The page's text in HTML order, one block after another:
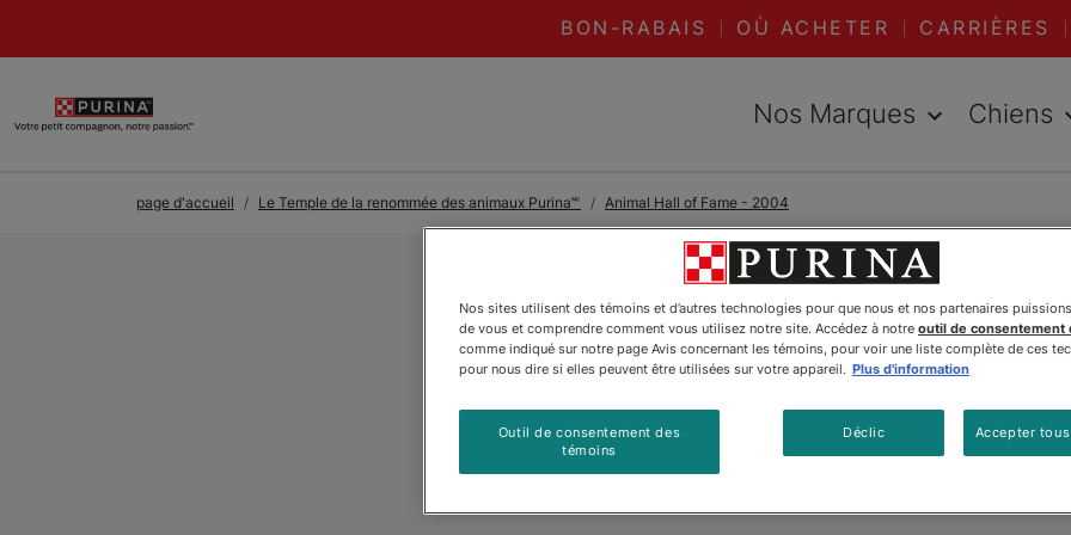
BON-RABAIS OÙ ACHETER CARRIÈRES
Nos Marques Chiens
page d'accueil Le Temple de la renommée des animaux Purina🅪 Animal Hall of Fame - 2004
LIRE DES ARTICLES À
2004
Cyr
17/05/2024• Partager cet article
Nos sites utilisent des témoins et d’autres technologies pour que nous et nos partenaires
de vous et comprendre comment vous utilisez notre site. Accédez à notre outil de consentement
comme indiqué sur notre page Avis concernant les témoins, pour voir une liste complète de ces
pour nous dire si elles peuvent être utilisées sur votre appareil. Plus d'information
Déclic Accepter
Outil de consentement des
témoins